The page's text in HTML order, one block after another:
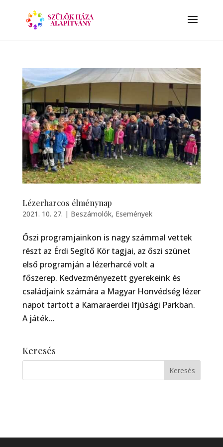
Lézerharcos élménynap
2021. 10. 27. | Beszámolók, Események
Őszi programjainkon is nagy számmal vettek
részt az Érdi Segítő Kör tagjai, az őszi szünet
első programján a lézerharcé volt a
főszerep. Kedvezményezett gyerekeink és
családjaink számára a Magyar Honvédség lézer
napot tartott a Kamaraerdei Ifjúsági Parkban.
A játék...
Keresés